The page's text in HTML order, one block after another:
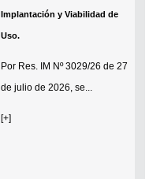
Se establece que estarán